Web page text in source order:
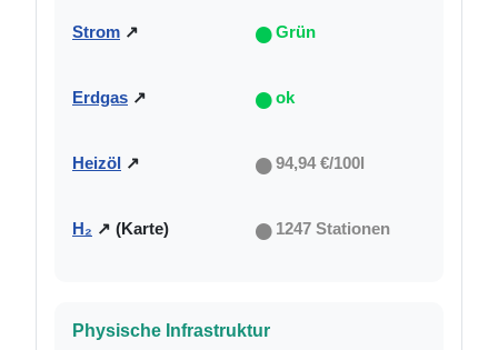
Strom ↗ ●Grün
Erdgas ↗ ●ok
Heizöl ↗ ●94,94 €/100l
H₂ ↗ (Karte) ● 1247 Stationen
Physische Infrastruktur